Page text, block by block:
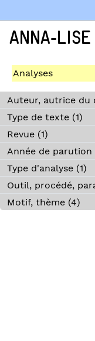
ANNA-LISE
Analyses
Type de texte (1)
Revue (1)
Type d'analyse (1)
Motif, thème (4)